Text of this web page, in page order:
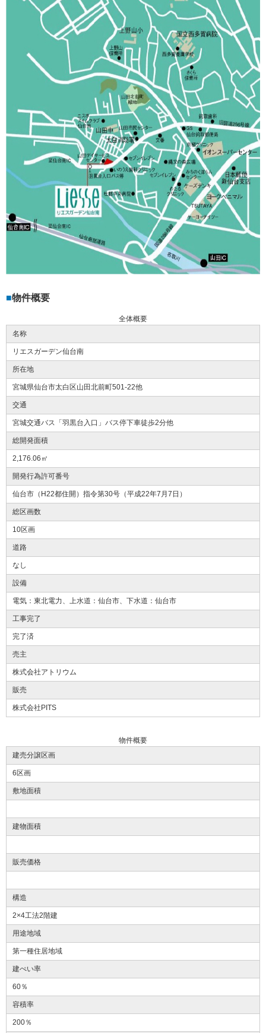
物件概要
全体概要
名称
リエスガーデン仙台南
所在地
宮城県仙台市太白区山田北前町501-22他
交通
宮城交通バス「羽黒台入口」バス停下車徒歩2分他
総開発面積
2,176.06㎡
開発行為許可番号
仙台市（H22都住開）指令第30号（平成22年7月7日）
総区画数
10区画
道路
なし
設備
電気：東北電力、上水道：仙台市、下水道：仙台市
工事完了
完了済
売主
株式会社アトリウム
販売
株式会社PITS
物件概要
建売分譲区画
6区画
敷地面積
建物面積
販売価格
構造
2×4工法2階建
用途地域
第一種住居地域
建ぺい率
60％
容積率
200％